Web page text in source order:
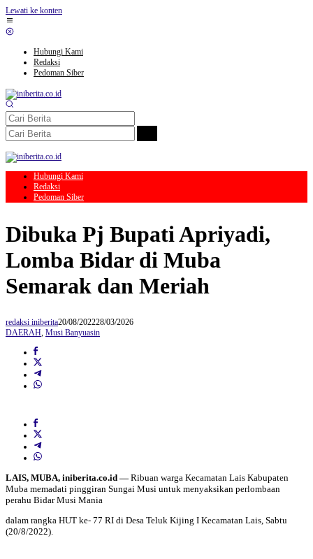
Lewati ke konten
Hubungi Kami
Redaksi
Pedoman Siber
Hubungi Kami
Redaksi
Pedoman Siber
Dibuka Pj Bupati Apriyadi,
Lomba Bidar di Muba
Semarak dan Meriah
redaksi iniberita20/08/202228/03/2026
DAERAH, Musi Banyuasin
LAIS, MUBA, iniberita.co.id — Ribuan warga Kecamatan Lais Kabupaten
Muba memadati pinggiran Sungai Musi untuk menyaksikan perlombaan
perahu Bidar Musi Mania
dalam rangka HUT ke- 77 RI di Desa Teluk Kijing I Kecamatan Lais, Sabtu
(20/8/2022).